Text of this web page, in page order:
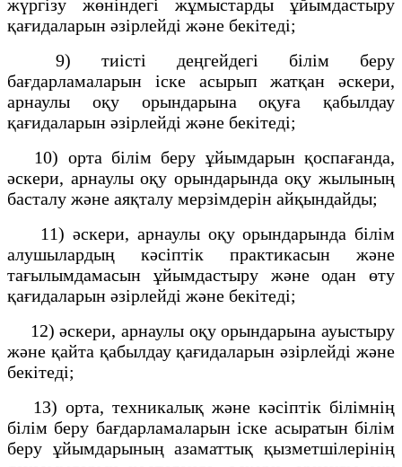
жүргізу жөніндегі жұмыстарды ұйымдастыру
қағидаларын әзірлейді және бекітеді;
9) тиісті деңгейдегі білім беру
бағдарламаларын іске асырып жатқан әскери,
арнаулы оқу орындарына оқуға қабылдау
қағидаларын әзірлейді және бекітеді;
10) орта білім беру ұйымдарын қоспағанда,
әскери, арнаулы оқу орындарында оқу жылының
басталу және аяқталу мерзімдерін айқындайды;
11) әскери, арнаулы оқу орындарында білім
алушылардың кәсіптік практикасын және
тағылымдамасын ұйымдастыру және одан өту
қағидаларын әзірлейді және бекітеді;
12) әскери, арнаулы оқу орындарына ауыстыру
және қайта қабылдау қағидаларын әзірлейді және
бекітеді;
13) орта, техникалық және кәсіптік білімнің
білім беру бағдарламаларын іске асыратын білім
беру ұйымдарының азаматтық қызметшілерінің